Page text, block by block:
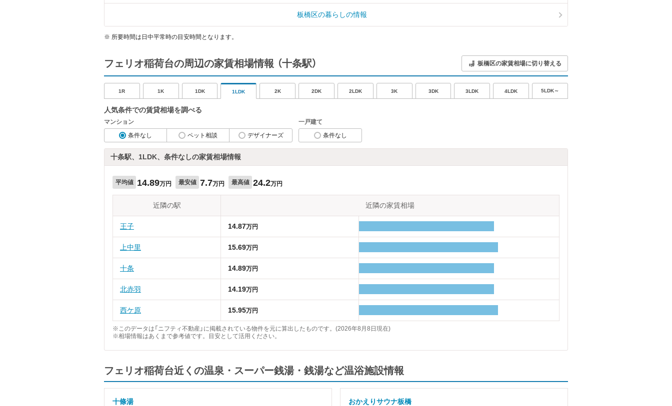
板橋区の暮らしの情報
※ 所要時間は日中平常時の目安時間となります。
フェリオ稲荷台の周辺の家賃相場情報 （十条駅） 板橋区の家賃相場に切り替える
1R 1K 1DK 1LDK 2K 2DK 2LDK 3K 3DK 3LDK 4LDK 5LDK～
人気条件での賃貸相場を調べる
マンション
条件なし
ペット相談 デザイナーズ
一戸建て
条件なし
十条駅、1LDK、条件なしの家賃相場情報
平均値 14.89万円 最安値 7.7万円 最高値 24.2万円
近隣の駅 近隣の家賃相場
王子 14.87万円
上中里 15.69万円
十条 14.89万円
北赤羽 14.19万円
西ケ原 15.95万円
※このデータは「ニフティ不動産」に掲載されている物件を元に算出したものです。(2026年8月8日現在)
※相場情報はあくまで参考値です。目安として活用ください。
フェリオ稲荷台近くの温泉・スーパー銭湯・銭湯など温浴施設情報
十條湯 おかえりサウナ板橋